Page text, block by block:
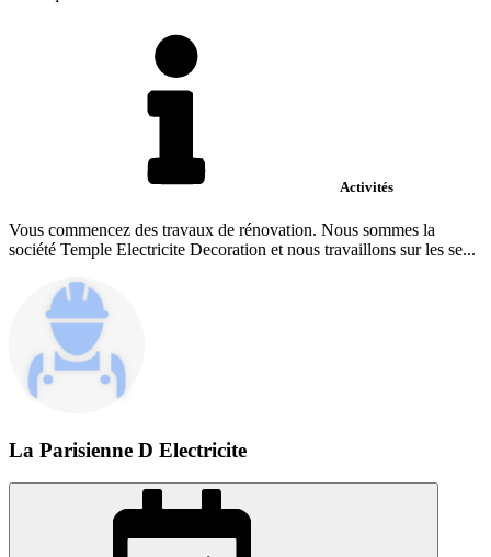
Activités
Vous commencez des travaux de rénovation. Nous sommes la
société Temple Electricite Decoration et nous travaillons sur les se...
La Parisienne D Electricite